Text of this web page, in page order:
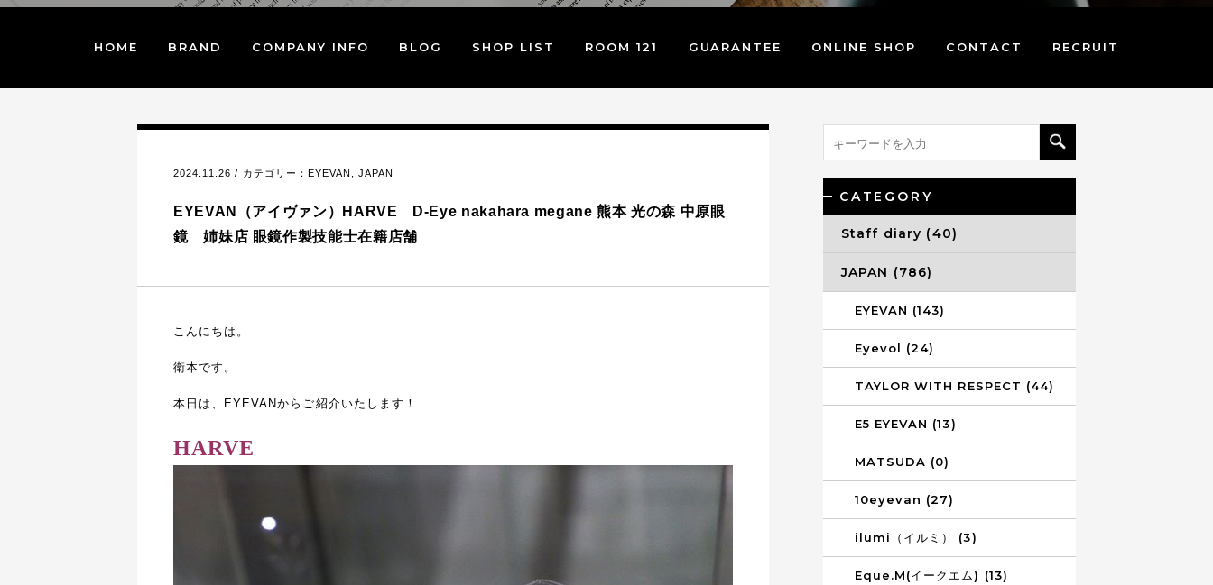
HOME BRAND COMPANY INFO BLOG SHOP LIST ROOM 121 GUARANTEE ONLINE SHOP CONTACT RECRUIT
2024.11.26 / カテゴリー： EYEVAN ,JAPAN
EYEVAN（アイヴァン）HARVE D-Eye nakahara megane 熊本 光の森 中原眼
鏡 姉妹店 眼鏡作製技能士在籍店舗
こんにちは。
衛本です。
本日は、EYEVANからご紹介いたします！
HARVE
CATEGORY
Staff diary (40)
JAPAN (786)
EYEVAN (143)
Eyevol (24)
TAYLOR WITH RESPECT (44)
E5 EYEVAN (13)
MATSUDA (0)
10eyevan (27)
ilumi（イルミ） (3)
Eque.M(イークエム) (13)